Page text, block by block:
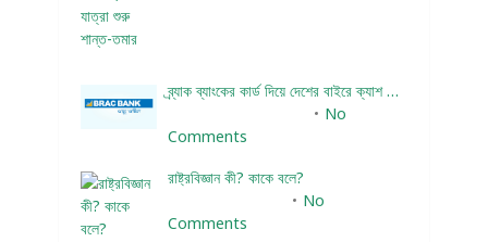
ব্র্যাক ব্যাংকের কার্ড দিয়ে দেশের বাইরে ক্যাশ …
No
Comments
রাষ্ট্রবিজ্ঞান কী? কাকে বলে?
No
Comments